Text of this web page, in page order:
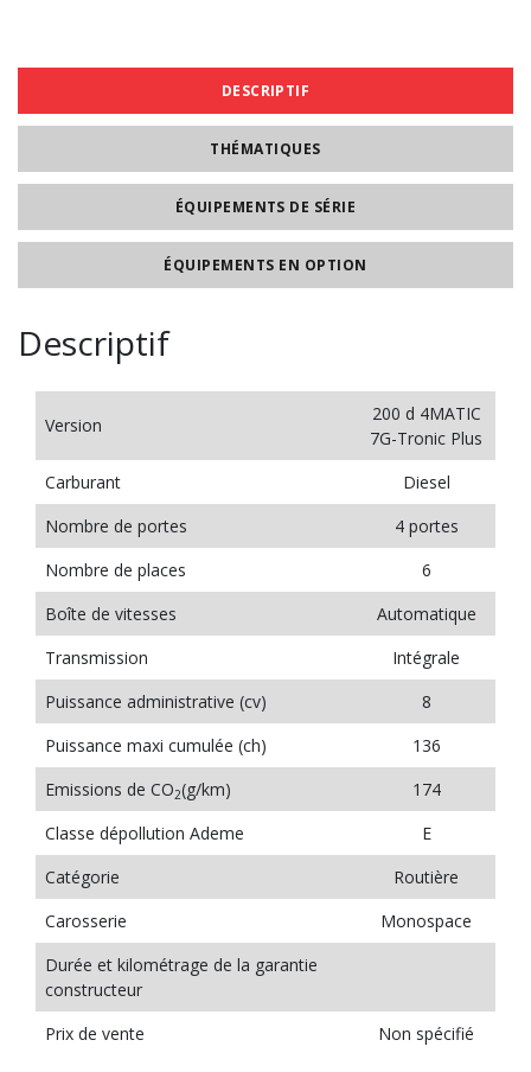
DESCRIPTIF
THÉMATIQUES
ÉQUIPEMENTS DE SÉRIE
ÉQUIPEMENTS EN OPTION
Descriptif
Version
200 d 4MATIC
7G-Tronic Plus
Carburant
Diesel
Nombre de portes
4 portes
Nombre de places
6
Boîte de vitesses
Automatique
Transmission
Intégrale
Puissance administrative (cv)
8
Puissance maxi cumulée (ch)
136
Emissions de CO2(g/km)
174
Classe dépollution Ademe
E
Catégorie
Routière
Carosserie
Monospace
Durée et kilométrage de la garantie
constructeur
Prix de vente
Non spécifié